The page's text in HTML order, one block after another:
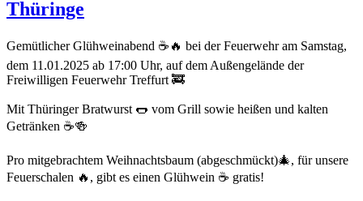
Thüringe
Gemütlicher Glühweinabend ☕️🔥 bei der Feuerwehr am Samstag,
dem 11.01.2025 ab 17:00 Uhr, auf dem Außengelände der
Freiwilligen Feuerwehr Treffurt 🚒
Mit Thüringer Bratwurst 🌭 vom Grill sowie heißen und kalten
Getränken ☕️🍻
Pro mitgebrachtem Weihnachtsbaum (abgeschmückt)🎄, für unsere
Feuerschalen 🔥, gibt es einen Glühwein ☕️ gratis!